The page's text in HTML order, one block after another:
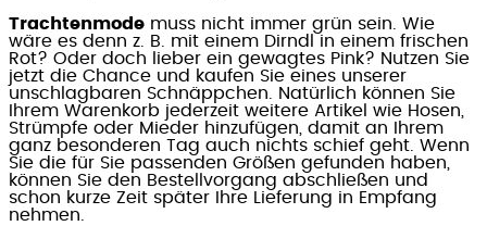
Trachtenmode muss nicht immer grün sein. Wie
wäre es denn z. B. mit einem Dirndl in einem frischen
Rot? Oder doch lieber ein gewagtes Pink? Nutzen Sie
jetzt die Chance und kaufen Sie eines unserer
unschlagbaren Schnäppchen. Natürlich können Sie
Ihrem Warenkorb jederzeit weitere Artikel wie Hosen,
Strümpfe oder Mieder hinzufügen, damit an Ihrem
ganz besonderen Tag auch nichts schief geht. Wenn
Sie die für Sie passenden Größen gefunden haben,
können Sie den Bestellvorgang abschließen und
schon kurze Zeit später Ihre Lieferung in Empfang
nehmen.